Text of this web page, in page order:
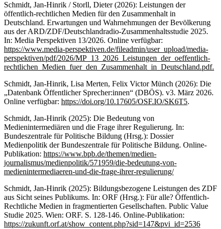
Schmidt, Jan-Hinrik / Storll, Dieter (2026): Leistungen der
öffentlich-rechtlichen Medien für den Zusammenhalt in
Deutschland. Erwartungen und Wahrnehmungen der Bevölkerung
aus der ARD/ZDF/Deutschlandradio-Zusammenhaltsstudie 2025.
In: Media Perspektiven 13/2026. Online verfügbar:
https://www.media-perspektiven.de/fileadmin/user_upload/media-
perspektiven/pdf/2026/MP_13_2026_Leistungen_der_oeffentlich-
rechtlichen_Medien_fuer_den_Zusammenhalt_in_Deutschland.pdf.
Schmidt, Jan-Hinrik, Lisa Merten, Felix Victor Münch (2026): Die
„Datenbank Öffentlicher Sprecher:innen“ (DBÖS). v3. März 2026.
Online verfügbar: https://doi.org/10.17605/OSF.IO/SK6T5.
Schmidt, Jan-Hinrik (2025): Die Bedeutung von
Medienintermediären und die Frage ihrer Regulierung. In:
Bundeszentrale für Politische Bildung (Hrsg.): Dossier
Medienpolitik der Bundeszentrale für Politische Bildung. Online-
Publikation: https://www.bpb.de/themen/medien-
journalismus/medienpolitik/571959/die-bedeutung-von-
medienintermediaeren-und-die-frage-ihrer-regulierung/
Schmidt, Jan-Hinrik (2025): Bildungsbezogene Leistungen des ZDF
aus Sicht seines Publikums. In: ORF (Hrsg.): Für alle? Öffentlich-
Rechtliche Medien in fragmentierten Gesellschaften. Public Value
Studie 2025. Wien: ORF. S. 128-146. Online-Publikation:
https://zukunft.orf.at/show_content.php?sid=147&pvi_id=2536